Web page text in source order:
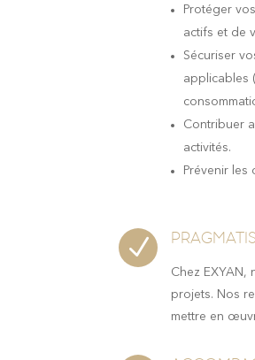
Protéger
actifs et de
Sécuriser
applicables
Contribuer
activités.
Prévenir les
N
Chez
projets. Nos
mettre en